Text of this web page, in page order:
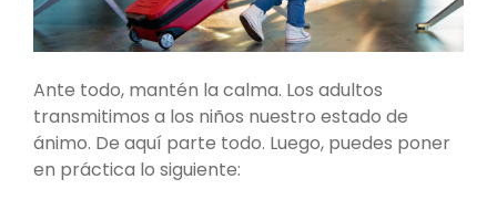
Ante todo, mantén la calma. Los adultos
transmitimos a los niños nuestro estado de
ánimo. De aquí parte todo. Luego, puedes poner
en práctica lo siguiente: